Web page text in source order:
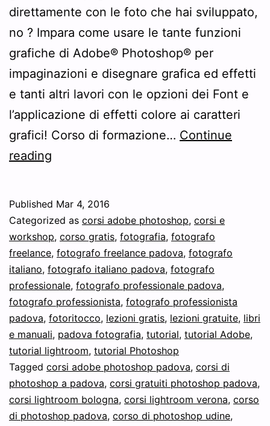
direttamente con le foto che hai sviluppato,
no ? Impara come usare le tante funzioni
grafiche di Adobe® Photoshop® per
impaginazioni e disegnare grafica ed effetti
e tanti altri lavori con le opzioni dei Font e
l’applicazione di effetti colore ai caratteri
grafici! Corso di formazione… Continue
reading
creare
grafiche
e
impaginare
composit
Published Mar 4, 2016
Categorized as corsi adobe photoshop, corsi e
workshop, corso gratis, fotografia, fotografo
freelance, fotografo freelance padova, fotografo
italiano, fotografo italiano padova, fotografo
professionale, fotografo professionale padova,
fotografo professionista, fotografo professionista
padova, fotoritocco, lezioni gratis, lezioni gratuite, libri
e manuali, padova fotografia, tutorial, tutorial Adobe,
tutorial lightroom, tutorial Photoshop
Tagged corsi adobe photoshop padova, corsi di
photoshop a padova, corsi gratuiti photoshop padova,
corsi lightroom bologna, corsi lightroom verona, corso
di photoshop padova, corso di photoshop udine,